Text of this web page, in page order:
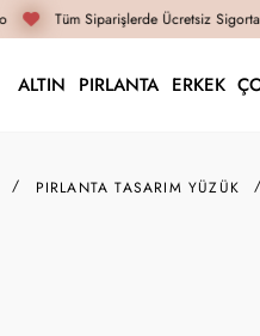
Tüm Siparişlerde Ücretsiz
ALTIN PIRLANTA ERKEK
PIRLANTA TASARIM YÜZÜK